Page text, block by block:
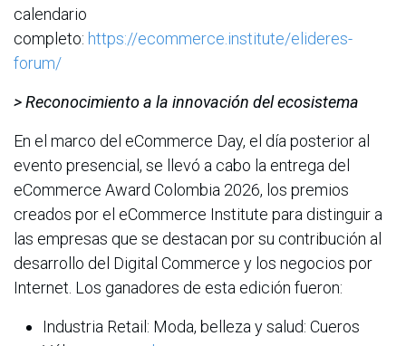
calendario
completo: https://ecommerce.institute/elideres-
forum/
> Reconocimiento a la innovación del ecosistema
En el marco del eCommerce Day, el día posterior al
evento presencial, se llevó a cabo la entrega del
eCommerce Award Colombia 2026, los premios
creados por el eCommerce Institute para distinguir a
las empresas que se destacan por su contribución al
desarrollo del Digital Commerce y los negocios por
Internet. Los ganadores de esta edición fueron:
Industria Retail: Moda, belleza y salud: Cueros